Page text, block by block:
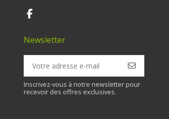
Newsletter
Inscrivez-vous à notre newsletter pour
recevoir des offres exclusives.